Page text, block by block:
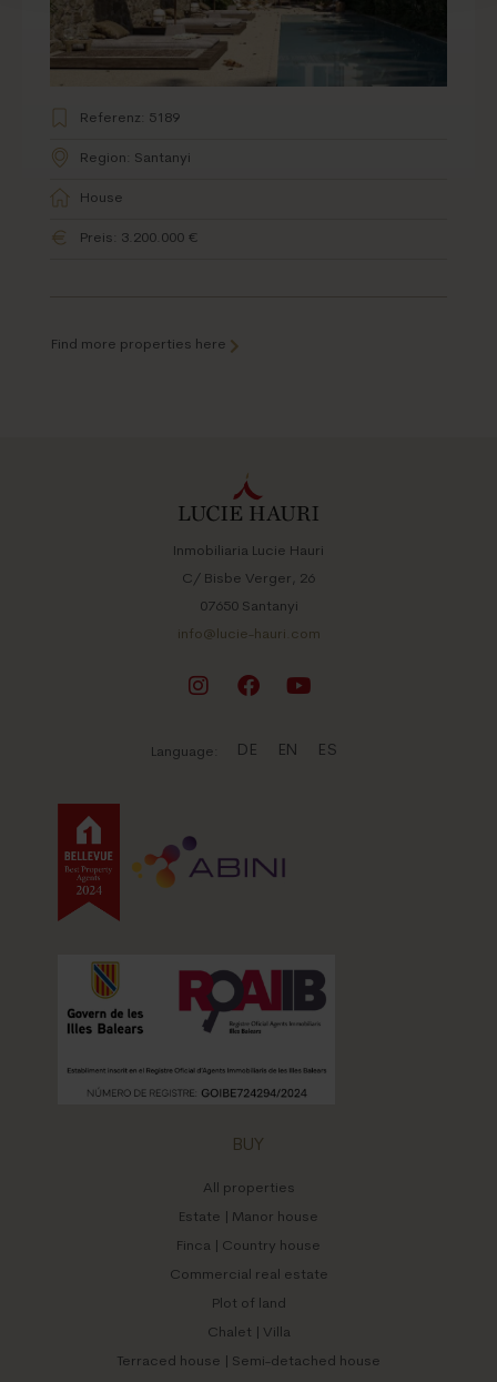
Referenz: 5189
Region: Santanyi
House
Preis: 3.200.000 €
Find more properties here
Inmobiliaria Lucie Hauri
C/ Bisbe Verger, 26
07650 Santanyi
info@lucie-hauri.com
Language: DE EN ES
BUY
All properties
Estate | Manor house
Finca | Country house
Commercial real estate
Plot of land
Chalet | Villa
Terraced house | Semi-detached house